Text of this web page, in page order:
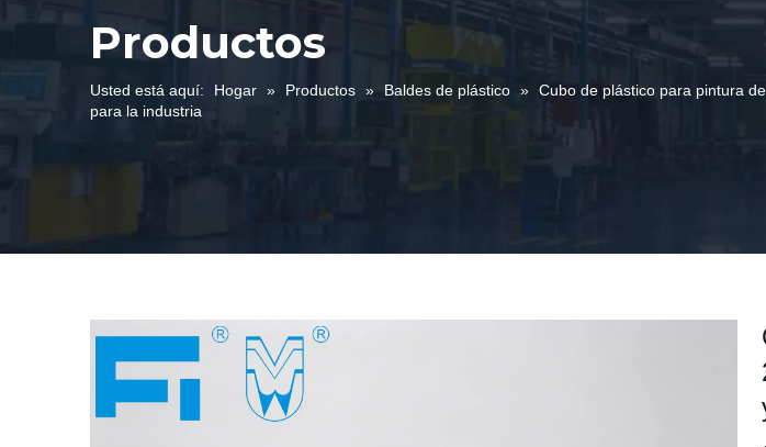
Productos
Usted está aquí: Hogar » Productos » Baldes de plástico » Cubo de plástico para pintura
para la industria